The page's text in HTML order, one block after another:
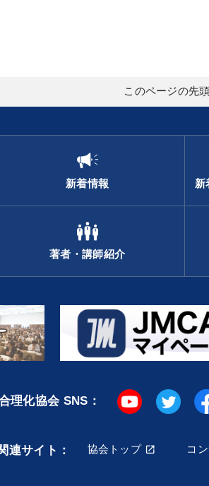
このページの先
新着情報 新
著者・講師紹介
理化協会 SNS：
連サイト： 協会トップ コ